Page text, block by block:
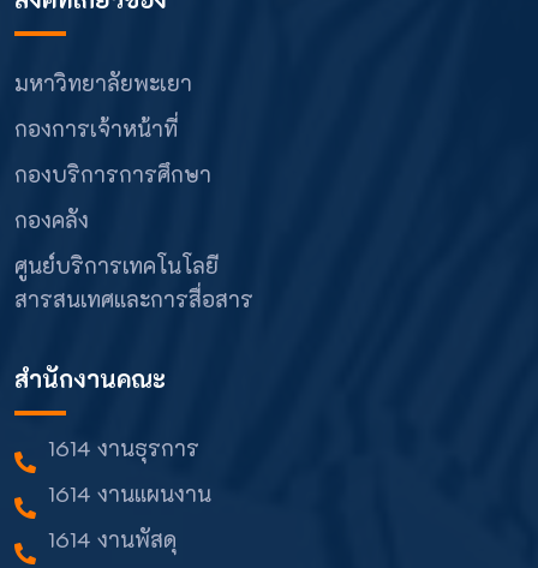
มหาวิทยาลัยพะเยา
กองการเจ้าหน้าที่
กองบริการการศึกษา
กองคลัง
ศูนย์บริการเทคโนโลยี
สารสนเทศและการสื่อสาร
สำนักงานคณะ
1614 งานธุรการ
1614 งานแผนงาน
1614 งานพัสดุ